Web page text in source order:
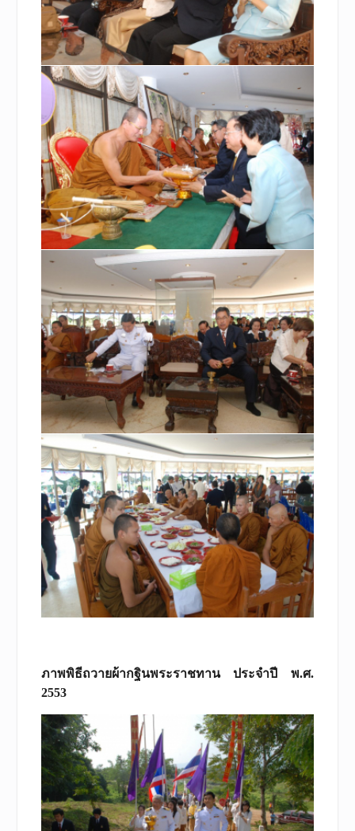
ภาพพิธีถวายผ้ากฐินพระราชทาน ประจำปี พ.ศ.
2553